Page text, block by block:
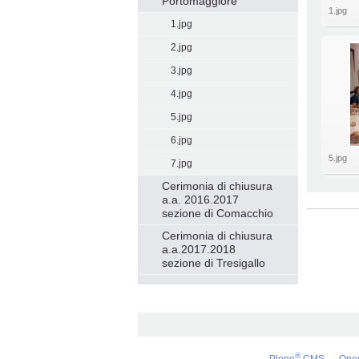
1.jpg
5.jpg
Azioni
1.jpg
2.jpg
3.jpg
4.jpg
5.jpg
6.jpg
7.jpg
Cerimonia di chiusura
a.a. 2016.2017
sezione di Comacchio
Cerimonia di chiusura
a.a.2017.2018
sezione di Tresigallo
®